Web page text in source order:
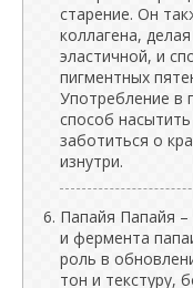
старение. Он
коллагена,
эластичной, и
пигментных
Употребление в
способ
заботиться о
изнутри.
Папайя Папайя
и фермента
роль в
тон и текстуру,